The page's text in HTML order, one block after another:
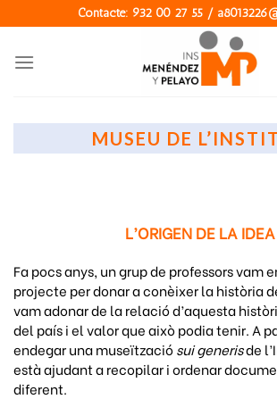
to
content
Contacte: 932 00 27 55 /
MUSEU DE
L’ORIGEN DE LA IDEA
Fa pocs anys, un grup de professors vam
projecte per donar a conèixer la història
vam adonar de la relació d’aquesta
del país i el valor que això podia tenir. A
endegar una museïtzaciósui generisde
està ajudant a recopilar i ordenar
diferent.